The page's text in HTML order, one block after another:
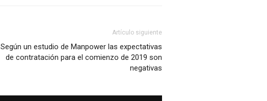
Artículo siguiente
Según un estudio de Manpower las expectativas
de contratación para el comienzo de 2019 son
negativas